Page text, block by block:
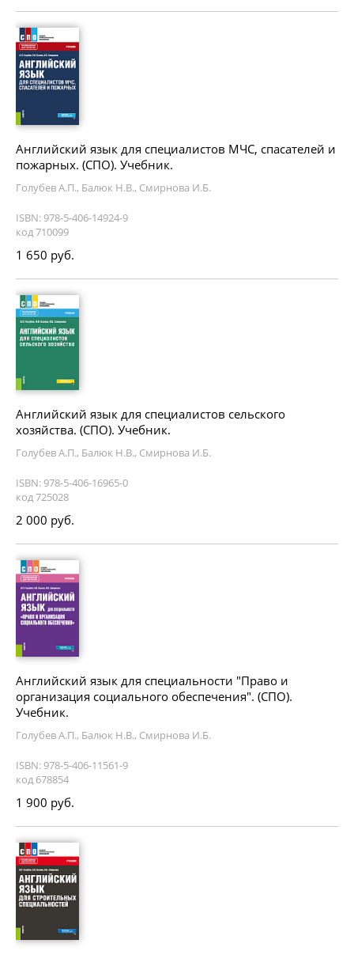
Английский язык для специалистов МЧС, спасателей и
пожарных. (СПО). Учебник.
Голубев А.П., Балюк Н.В., Смирнова И.Б.
ISBN: 978-5-406-14924-9
код 710099
1 650 руб.
Английский язык для специалистов сельского
хозяйства. (СПО). Учебник.
Голубев А.П., Балюк Н.В., Смирнова И.Б.
ISBN: 978-5-406-16965-0
код 725028
2 000 руб.
Английский язык для специальности "Право и
организация социального обеспечения". (СПО).
Учебник.
Голубев А.П., Балюк Н.В., Смирнова И.Б.
ISBN: 978-5-406-11561-9
код 678854
1 900 руб.